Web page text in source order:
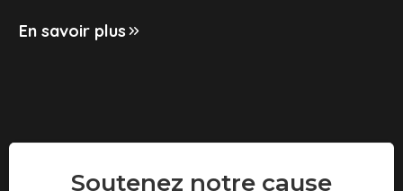
En savoir plus